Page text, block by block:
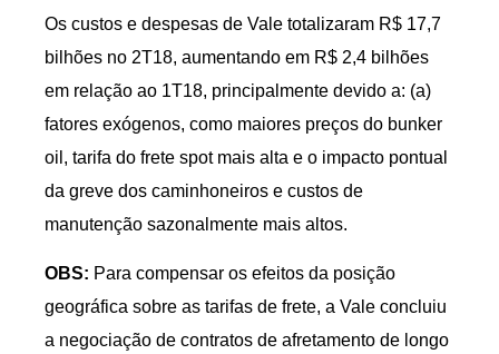
Os custos e despesas de Vale totalizaram R$ 17,7
bilhões no 2T18, aumentando em R$ 2,4 bilhões
em relação ao 1T18, principalmente devido a: (a)
fatores exógenos, como maiores preços do bunker
oil, tarifa do frete spot mais alta e o impacto pontual
da greve dos caminhoneiros e custos de
manutenção sazonalmente mais altos.
OBS: Para compensar os efeitos da posição
geográfica sobre as tarifas de frete, a Vale concluiu
a negociação de contratos de afretamento de longo